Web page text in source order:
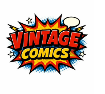
treści